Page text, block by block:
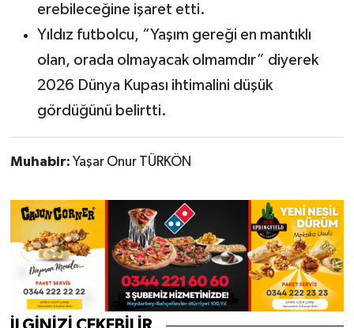
erebileceğine işaret etti.
Yıldız futbolcu, “Yaşım gereği en mantıklı
olan, orada olmayacak olmamdır” diyerek
2026 Dünya Kupası ihtimalini düşük
gördüğünü belirtti.
Muhabir: Yaşar Onur TÜRKÖN